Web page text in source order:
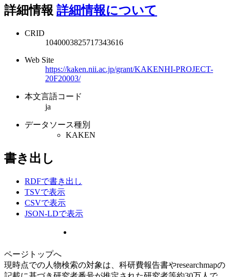
詳細情報 詳細情報について
CRID
1040003825717343616
Web Site
https://kaken.nii.ac.jp/grant/KAKENHI-PROJECT-
20F20003/
本文言語コード
ja
データソース種別
KAKEN
書き出し
RDFで書き出し
TSVで表示
CSVで表示
JSON-LDで表示
ページトップへ
現時点での人物検索の対象は、科研費報告書やresearchmapの